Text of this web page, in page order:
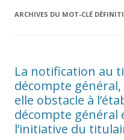
ARCHIVES DU MOT-CLÉ
La notification au
décompte
elle obstacle à
décompte
l’initiative du